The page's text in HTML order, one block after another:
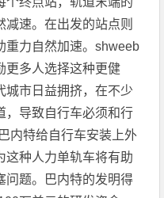
速。在出发的站点则
重力自然加速。shweeb
更多人选择这种更健
城市日益拥挤，在不少
，导致自行车必须和行
内特给自行车安装上外
这种人力单轨车将有助
问题。巴内特的发明得